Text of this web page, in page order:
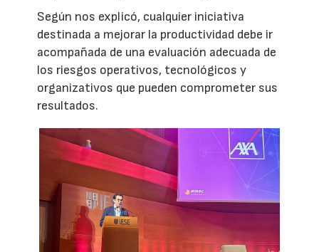
Según nos explicó, cualquier iniciativa
destinada a mejorar la productividad debe ir
acompañada de una evaluación adecuada de
los riesgos operativos, tecnológicos y
organizativos que pueden comprometer sus
resultados.